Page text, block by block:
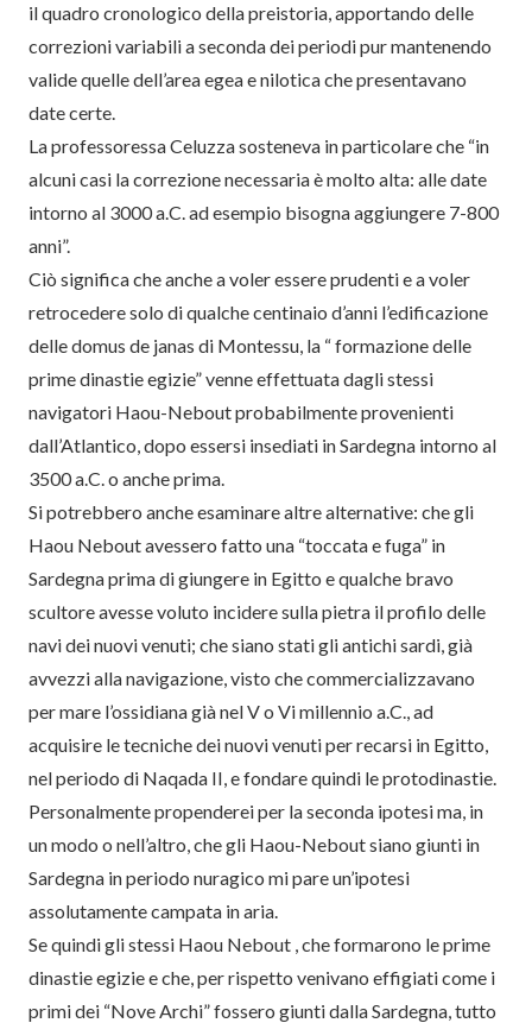
il quadro cronologico della preistoria, apportando delle
correzioni variabili a seconda dei periodi pur mantenendo
valide quelle dell’area egea e nilotica che presentavano
date certe.
La professoressa Celuzza sosteneva in particolare che “in
alcuni casi la correzione necessaria è molto alta: alle date
intorno al 3000 a.C. ad esempio bisogna aggiungere 7-800
anni”.
Ciò significa che anche a voler essere prudenti e a voler
retrocedere solo di qualche centinaio d’anni l’edificazione
delle domus de janas di Montessu, la “ formazione delle
prime dinastie egizie” venne effettuata dagli stessi
navigatori Haou-Nebout probabilmente provenienti
dall’Atlantico, dopo essersi insediati in Sardegna intorno al
3500 a.C. o anche prima.
Si potrebbero anche esaminare altre alternative: che gli
Haou Nebout avessero fatto una “toccata e fuga” in
Sardegna prima di giungere in Egitto e qualche bravo
scultore avesse voluto incidere sulla pietra il profilo delle
navi dei nuovi venuti; che siano stati gli antichi sardi, già
avvezzi alla navigazione, visto che commercializzavano
per mare l’ossidiana già nel V o Vi millennio a.C., ad
acquisire le tecniche dei nuovi venuti per recarsi in Egitto,
nel periodo di Naqada II, e fondare quindi le protodinastie.
Personalmente propenderei per la seconda ipotesi ma, in
un modo o nell’altro, che gli Haou-Nebout siano giunti in
Sardegna in periodo nuragico mi pare un’ipotesi
assolutamente campata in aria.
Se quindi gli stessi Haou Nebout , che formarono le prime
dinastie egizie e che, per rispetto venivano effigiati come i
primi dei “Nove Archi” fossero giunti dalla Sardegna, tutto